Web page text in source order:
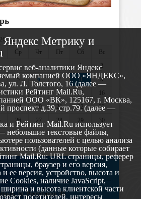
»
Ср Чт Пт Сб
Вс
1
2
5 6 7 8
9
12 13 14 15
16
19 20 21 22
23
26 27 28 29
30
ул. Республики, 49
Яндекс Метрику и
веб-аналитики Яндекс
компанией ООО «ЯНДЕКС»,
ул. Л. Толстого, 16 (далее —
Рейтинг Mail.Ru,
ООО «ВК», 125167, г. Москва,
проспект д.39, стр.79. (далее —
и Рейтинг Mail.Ru использует
небольшие текстовые файлы,
пользователей с целью анализа
(данные которые собирает
Mail.Ru: URL страницы, реферер
браузер и его версия,
и ее версия, устройство, высота и
Cookies, наличие JavaScript,
ширина и высота клиентской части
посетителей, интересы